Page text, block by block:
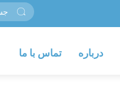
درباره تماس با ما